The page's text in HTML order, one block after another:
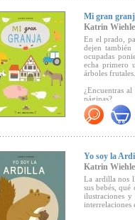
Mi gran
Katrin Wiehle
En el prado,
dejen también
ocupadas
echa primero
árboles frutales.
¿Encuentras
páginas?
100% libro
ecológicas.
ilustrada por
editada en
su talento a la
espacios y
Títeres "Eco-
Yo soy la
Katrin Wiehle
La ardilla nos
sus bebés,
ilustraciones
interrelaciones